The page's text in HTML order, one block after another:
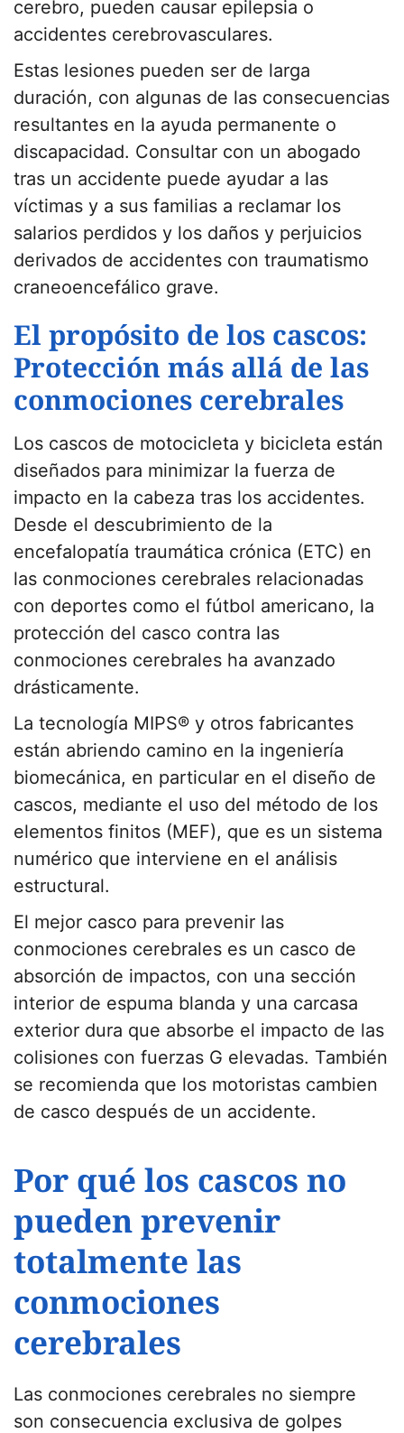
cerebro, pueden causar epilepsia o
accidentes cerebrovasculares.
Estas lesiones pueden ser de larga
duración, con algunas de las consecuencias
resultantes en la ayuda permanente o
discapacidad. Consultar con un abogado
tras un accidente puede ayudar a las
víctimas y a sus familias a reclamar los
salarios perdidos y los daños y perjuicios
derivados de accidentes con traumatismo
craneoencefálico grave.
El propósito de los cascos:
Protección más allá de las
conmociones cerebrales
Los cascos de motocicleta y bicicleta están
diseñados para minimizar la fuerza de
impacto en la cabeza tras los accidentes.
Desde el descubrimiento de la
encefalopatía traumática crónica (ETC) en
las conmociones cerebrales relacionadas
con deportes como el fútbol americano, la
protección del casco contra las
conmociones cerebrales ha avanzado
drásticamente.
La tecnología MIPS® y otros fabricantes
están abriendo camino en la ingeniería
biomecánica, en particular en el diseño de
cascos, mediante el uso del método de los
elementos finitos (MEF), que es un sistema
numérico que interviene en el análisis
estructural.
El mejor casco para prevenir las
conmociones cerebrales es un casco de
absorción de impactos, con una sección
interior de espuma blanda y una carcasa
exterior dura que absorbe el impacto de las
colisiones con fuerzas G elevadas. También
se recomienda que los motoristas cambien
de casco después de un accidente.
Por qué los cascos no
pueden prevenir
totalmente las
conmociones
cerebrales
Las conmociones cerebrales no siempre
son consecuencia exclusiva de golpes